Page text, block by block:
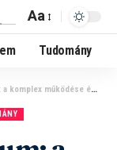
Aa
Tudomány
működése és sejten belüli szerepe